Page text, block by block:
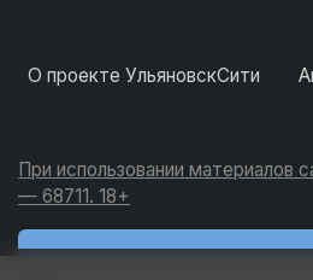
О проекте УльяновскСити
При использовании
— 68711. 18+